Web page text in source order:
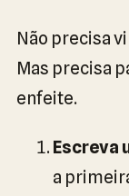
Não precisa
Mas precisa
enfeite.
Escreva
a